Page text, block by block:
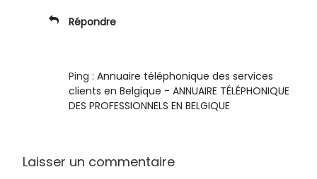
Répondre
Ping : Annuaire téléphonique des services
clients en Belgique - ANNUAIRE TÉLÉPHONIQUE
DES PROFESSIONNELS EN BELGIQUE
Laisser un commentaire